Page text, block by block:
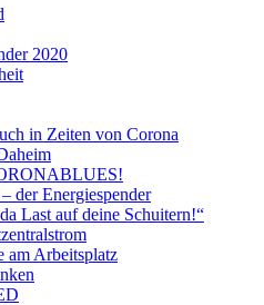
2020
in Zeiten von Corona
der Energiespender
Last auf deine Schuitern!“
am Arbeitsplatz